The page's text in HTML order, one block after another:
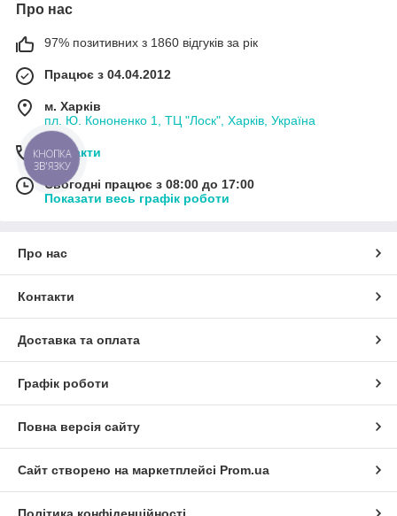
Про нас
97% позитивних з 1860 відгуків за рік
Працює з 04.04.2012
м. Харків
пл. Ю. Кононенко 1, ТЦ "Лоск", Харків, Україна
Контакти
Сьогодні працює з 08:00 до 17:00
Показати весь графік роботи
Про нас
Контакти
Доставка та оплата
Графік роботи
Повна версія сайту
Сайт створено на маркетплейсі Prom.ua
КНОПКА
ЗВ'ЯЗКУ